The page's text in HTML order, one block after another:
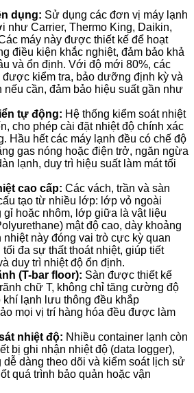
dụng: Sử dụng các đơn vị máy lạnh
như Carrier, Thermo King, Daikin,
máy này được thiết kế để hoạt
điều kiện khắc nghiệt, đảm bảo khả
và ổn định. Với độ mới 80%, các
được kiểm tra, bảo dưỡng định kỳ và
nếu cần, đảm bảo hiệu suất gần như
tự động: Hệ thống kiểm soát nhiệt
cho phép cài đặt nhiệt độ chính xác
Hầu hết các máy lạnh đều có chế độ
gas nóng hoặc điện trở, ngăn ngừa
lạnh, duy trì hiệu suất làm mát tối
cao cấp: Các vách, trần và sàn
tạo từ nhiều lớp: lớp vỏ ngoài
gỉ hoặc nhôm, lớp giữa là vật liệu
mật độ cao, dày khoảng
nhiệt này đóng vai trò cực kỳ quan
tối đa sự thất thoát nhiệt, giúp tiết
duy trì nhiệt độ ổn định.
(T-bar floor): Sàn được thiết kế
chữ T, không chỉ tăng cường độ
khí lạnh lưu thông đều khắp
mọi vị trí hàng hóa đều được làm
nhiệt độ: Nhiều container lạnh còn
bị ghi nhận nhiệt độ (data logger),
dàng theo dõi và kiểm soát lịch sử
quá trình bảo quản hoặc vận